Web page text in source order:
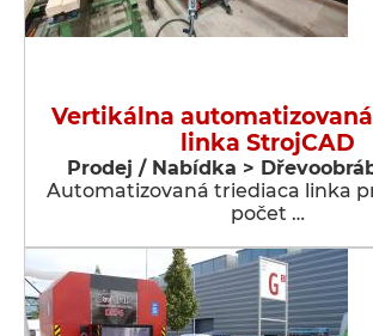
Vertikálna
linka StrojCAD
Prodej / Nabídka >
Automatizovaná triediaca linka
počet …